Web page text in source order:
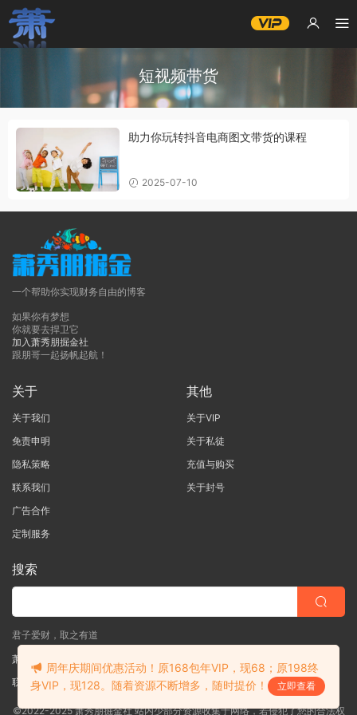
短视频带货
助力你玩转抖音电商图文带货的课程
2025-07-10
一个帮助你实现财务自由的博客
如果你有梦想
你就要去捍卫它
加入萧秀朋掘金社
跟朋哥一起扬帆起航！
关于
关于我们
免责申明
隐私策略
联系我们
广告合作
定制服务
其他
关于VIP
关于私徒
充值与购买
关于封号
搜索
君子爱财，取之有道
萧秀朋掘金社
联系客服(说明需求，勿问在否)
©2022-2025 萧秀朋掘金社 站内少部分资源收集于网络，若侵犯了您的合法权
周年庆期间优惠活动！原168包年VIP，现68；原198终
身VIP，现128。随着资源不断增多，随时提价！
立即查看